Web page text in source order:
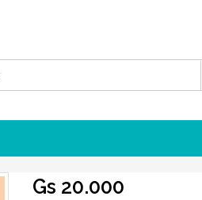
Gs 20.000